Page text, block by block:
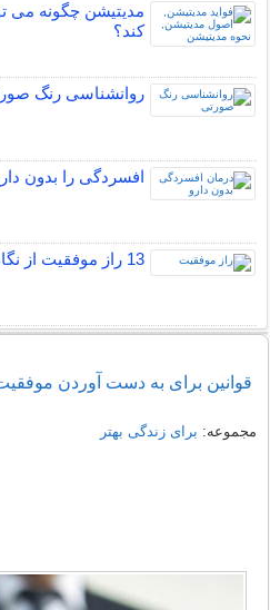
مدیتیشن چگونه می
کند؟
روانشناسی رنگ
افسردگی را بدون
13 راز موفقیت از نگاه جیم ران، فیلسوف کارآفرین
قوانین برای به دست آوردن
مجموعه: برای زندگی بهتر